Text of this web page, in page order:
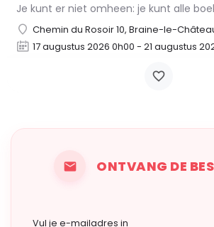
Chemin du Rosoir 10, Braine-le-
17 augustus 2026 0h00 - 21 augustus
ONTVANG DE
Vul je e-mailadres in